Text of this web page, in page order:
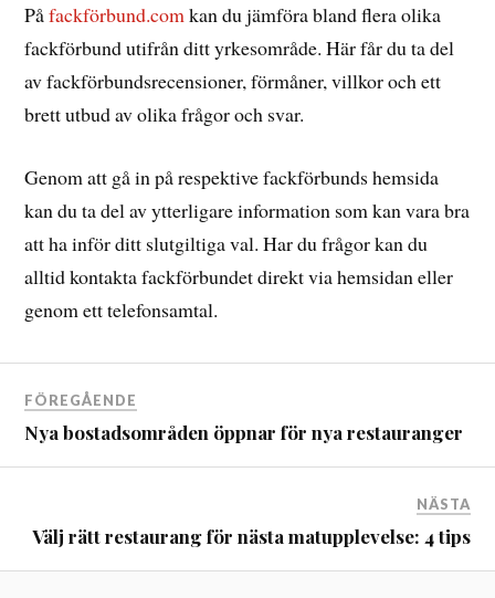
Påfackförbund.comkan du jämföra bland flera olika
fackförbund utifrån ditt yrkesområde. Här får du ta del
av fackförbundsrecensioner, förmåner, villkor och ett
brett utbud av olika frågor och svar.
Genom att gå in på respektive fackförbunds hemsida
kan du ta del av ytterligare information som kan vara bra
att ha inför ditt slutgiltiga val. Har du frågor kan du
alltid kontakta fackförbundet direkt via hemsidan eller
genom ett telefonsamtal.
FÖREGÅENDE
Nya bostadsområden öppnar för nya restauranger
NÄSTA
Välj rätt restaurang för nästa matupplevelse: 4 tips